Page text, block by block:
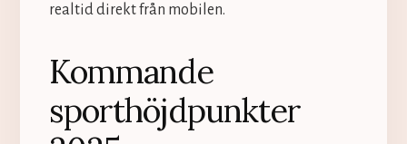
realtid direkt från mobilen.
Kommande
sporthöjdpunkter